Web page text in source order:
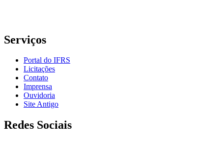
Serviços
Portal do IFRS
Licitações
Contato
Imprensa
Ouvidoria
Site Antigo
Redes Sociais